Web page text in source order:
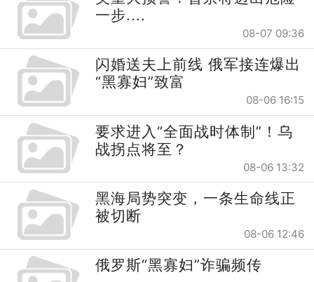
一步....
08-07 09:36
闪婚送夫上前线 俄军接连爆出
“黑寡妇”致富
08-06 16:15
要求进入“全面战时体制”！乌
战拐点将至？
08-06 13:32
黑海局势突变，一条生命线正
被切断
08-06 12:46
俄罗斯“黑寡妇”诈骗频传